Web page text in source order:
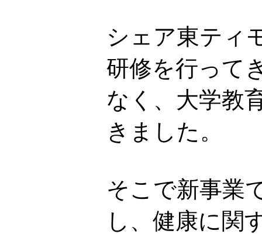
シェア東ティ
研修を行って
なく、大学教
きました。
そこで新事業
し、健康に関